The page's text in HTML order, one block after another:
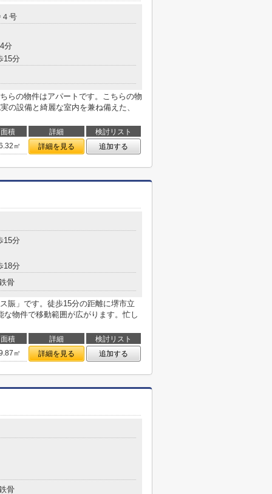
号
分
15分
らの物件はアパートです。こちらの物
の設備と綺麗な室内を兼ね備えた、
面積 詳細
検討リスト
㎡
詳細を見る 追加する
15分
18分
骨
賑」です。徒歩15分の距離に堺市立
物件で移動範囲が広がります。忙し
面積 詳細
検討リスト
㎡
詳細を見る 追加する
骨